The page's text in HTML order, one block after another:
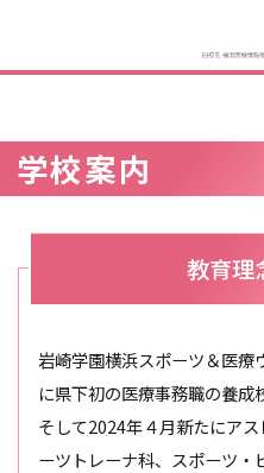
学校案内
教育理
岩崎学園横浜スポーツ＆医
に県下初の医療事務職の養成
そして2024年４月新たにア
ーツトレーナ科、スポーツ・